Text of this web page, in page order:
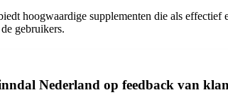
hoogwaardige supplementen die als
gebruikers.
Nederland op feedback van